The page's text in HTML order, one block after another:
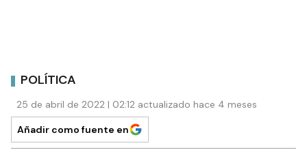
POLÍTICA
25 de abril de 2022 | 02:12 actualizado hace 4 meses
Añadir como fuente en